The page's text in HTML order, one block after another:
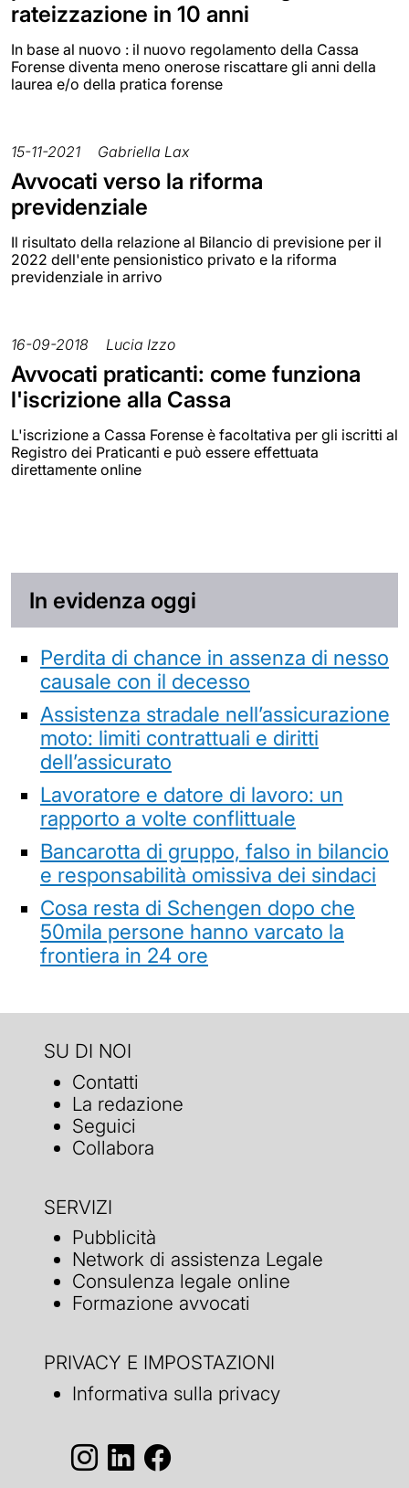
rateizzazione in 10 anni
In base al nuovo : il nuovo regolamento della Cassa
Forense diventa meno onerose riscattare gli anni della
laurea e/o della pratica forense
15-11-2021 Gabriella Lax
Avvocati verso la riforma
previdenziale
Il risultato della relazione al Bilancio di previsione per il
2022 dell'ente pensionistico privato e la riforma
previdenziale in arrivo
16-09-2018 Lucia Izzo
Avvocati praticanti: come funziona
l'iscrizione alla Cassa
L'iscrizione a Cassa Forense è facoltativa per gli iscritti al
Registro dei Praticanti e può essere effettuata
direttamente online
In evidenza oggi
Perdita di chance in assenza di nesso
causale con il decesso
Assistenza stradale nell’assicurazione
moto: limiti contrattuali e diritti
dell’assicurato
Lavoratore e datore di lavoro: un
rapporto a volte conflittuale
Bancarotta di gruppo, falso in bilancio
e responsabilità omissiva dei sindaci
Cosa resta di Schengen dopo che
50mila persone hanno varcato la
frontiera in 24 ore
SU DI NOI
Contatti
La redazione
Seguici
Collabora
SERVIZI
Pubblicità
Network di assistenza Legale
Consulenza legale online
Formazione avvocati
PRIVACY E IMPOSTAZIONI
Informativa sulla privacy